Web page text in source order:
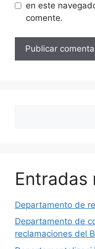
en este
comente.
Entradas
Departamento de
Departamento de
reclamaciones del